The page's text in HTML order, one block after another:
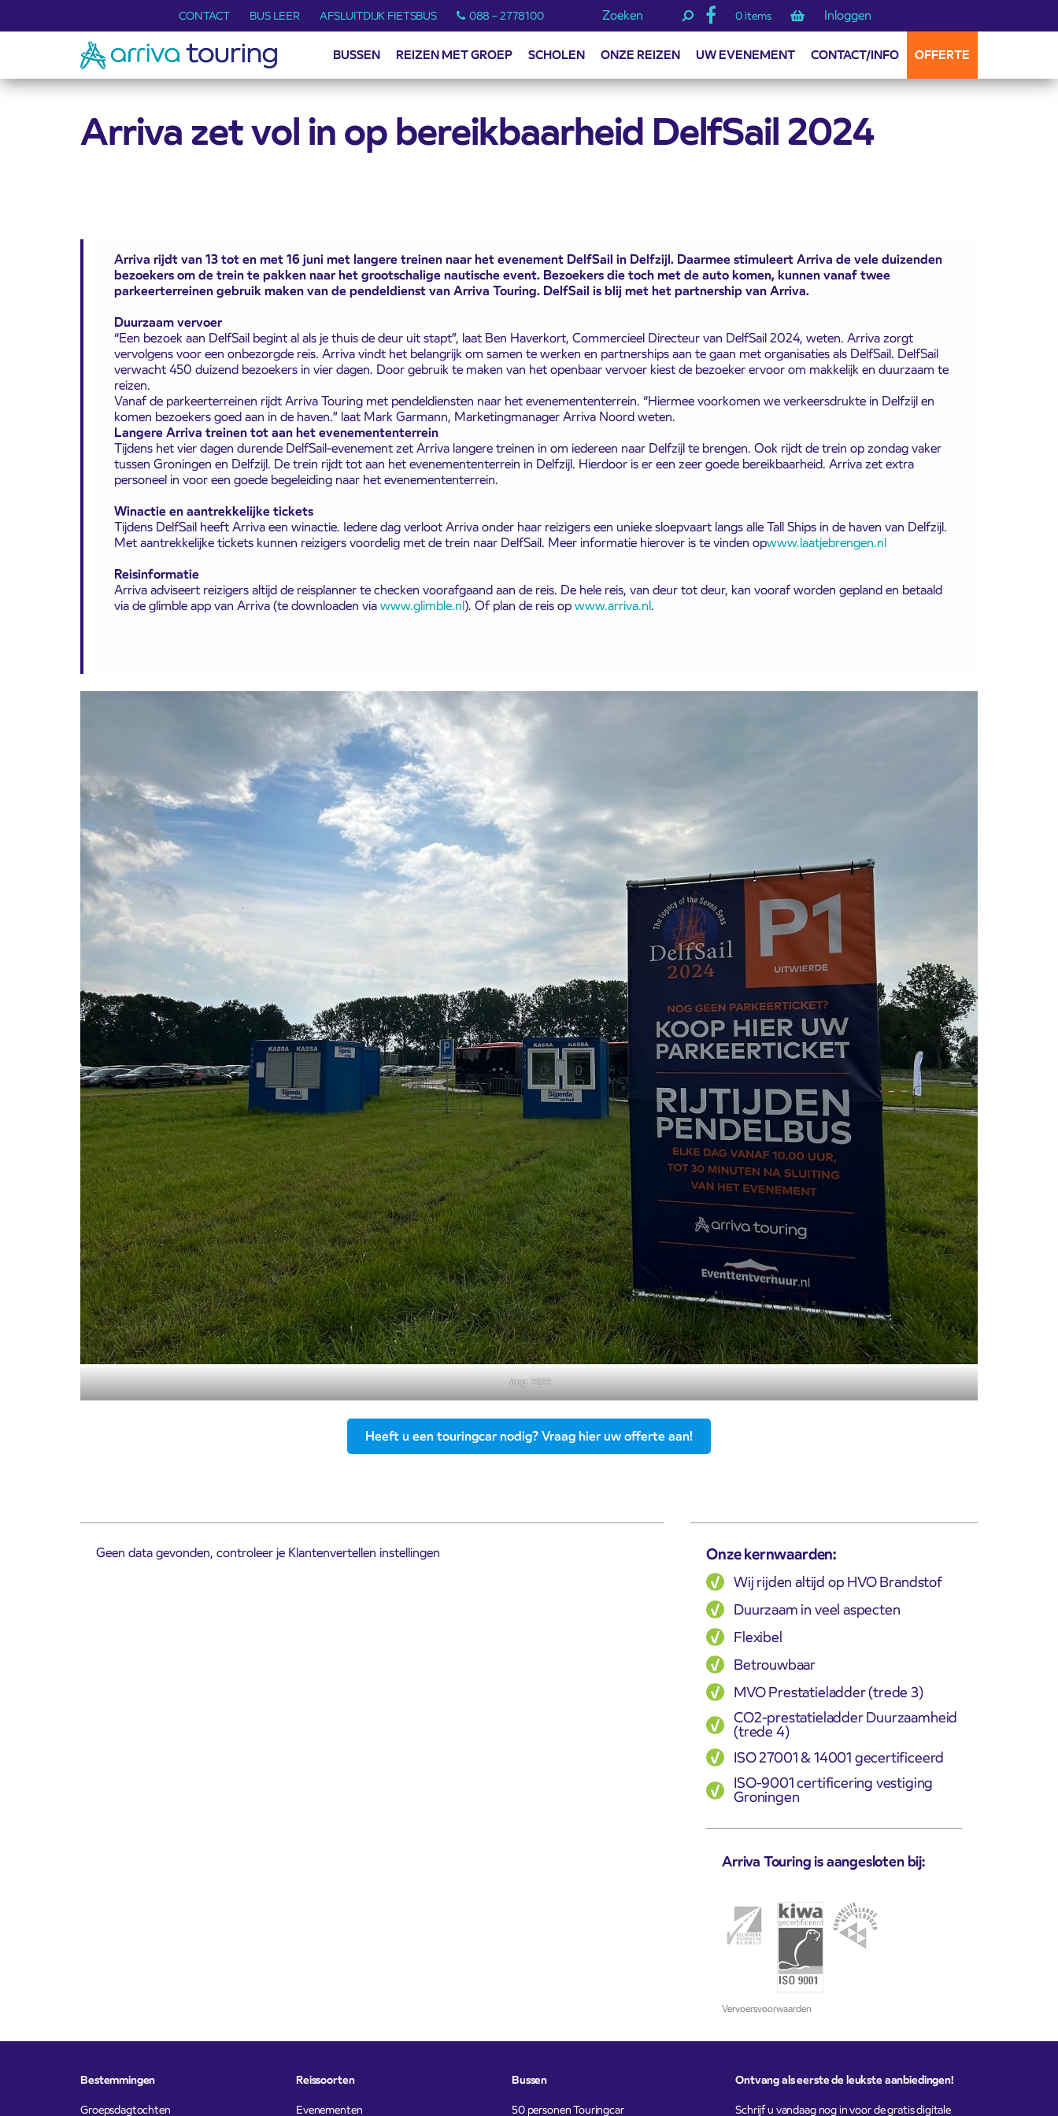
CONTACT BUS LEER AFSLUITDIJK FIETSBUS 088 – 2778100 Zoeken 0 items Inloggen
BUSSEN REIZEN MET GROEP SCHOLEN ONZE REIZEN UW EVENEMENT CONTACT/INFO OFFERTE
Arriva zet vol in op bereikbaarheid DelfSail 2024
Arriva rijdt van 13 tot en met 16 juni met langere treinen naar het evenement DelfSail in Delfzijl. Daarmee stimuleert Arriva de vele duizenden
bezoekers om de trein te pakken naar het grootschalige nautische event. Bezoekers die toch met de auto komen, kunnen vanaf twee
parkeerterreinen gebruik maken van de pendeldienst van Arriva Touring. DelfSail is blij met het partnership van Arriva.
Duurzaam vervoer
“Een bezoek aan DelfSail begint al als je thuis de deur uit stapt”, laat Ben Haverkort, Commercieel Directeur van DelfSail 2024, weten. Arriva zorgt
vervolgens voor een onbezorgde reis. Arriva vindt het belangrijk om samen te werken en partnerships aan te gaan met organisaties als DelfSail. DelfSail
verwacht 450 duizend bezoekers in vier dagen. Door gebruik te maken van het openbaar vervoer kiest de bezoeker ervoor om makkelijk en duurzaam te
reizen.
Vanaf de parkeerterreinen rijdt Arriva Touring met pendeldiensten naar het evenemententerrein. “Hiermee voorkomen we verkeersdrukte in Delfzijl en
komen bezoekers goed aan in de haven.” laat Mark Garmann, Marketingmanager Arriva Noord weten.
Langere Arriva treinen tot aan het evenemententerrein
Tijdens het vier dagen durende DelfSail-evenement zet Arriva langere treinen in om iedereen naar Delfzijl te brengen. Ook rijdt de trein op zondag vaker
tussen Groningen en Delfzijl. De trein rijdt tot aan het evenemententerrein in Delfzijl. Hierdoor is er een zeer goede bereikbaarheid. Arriva zet extra
personeel in voor een goede begeleiding naar het evenemententerrein.
Winactie en aantrekkelijke tickets
Tijdens DelfSail heeft Arriva een winactie. Iedere dag verloot Arriva onder haar reizigers een unieke sloepvaart langs alle Tall Ships in de haven van Delfzijl.
Met aantrekkelijke tickets kunnen reizigers voordelig met de trein naar DelfSail. Meer informatie hierover is te vinden opwww.laatjebrengen.nl
Reisinformatie
Arriva adviseert reizigers altijd de reisplanner te checken voorafgaand aan de reis. De hele reis, van deur tot deur, kan vooraf worden gepland en betaald
via de glimble app van Arriva (te downloaden viawww.glimble.nl). Of plan de reis opwww.arriva.nl.
Img 7231
Heeft u een touringcar nodig? Vraag hier uw offerte aan!
Geen data gevonden, controleer je Klantenvertellen instellingen Onze kernwaarden:
Wij rijden altijd op HVO Brandstof
Duurzaam in veel aspecten
Flexibel
Betrouwbaar
MVO Prestatieladder (trede 3)
CO2-prestatieladder Duurzaamheid
(trede 4)
ISO 27001 & 14001 gecertificeerd
ISO-9001 certificering vestiging
Groningen
Arriva Touring is aangesloten bij:
Vervoersvoorwaarden
Bestemmingen
Groepsdagtochten
Reissoorten
Evenementen
Bussen
50 personen Touringcar
Ontvang als eerste de leukste aanbiedingen!
Schrijf u vandaag nog in voor de gratis digitale